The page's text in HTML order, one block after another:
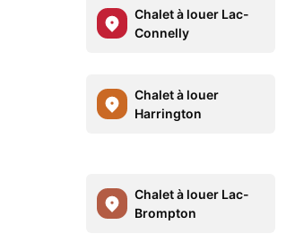
Chalet à louer Lac-
Connelly
Chalet à louer
Harrington
Chalet à louer Lac-
Brompton